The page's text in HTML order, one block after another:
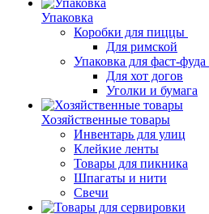
Упаковка
Коробки для пиццы
Для римской
Упаковка для фаст-фуда
Для хот догов
Уголки и бумага
Хозяйственные товары
Инвентарь для улиц
Клейкие ленты
Товары для пикника
Шпагаты и нити
Свечи